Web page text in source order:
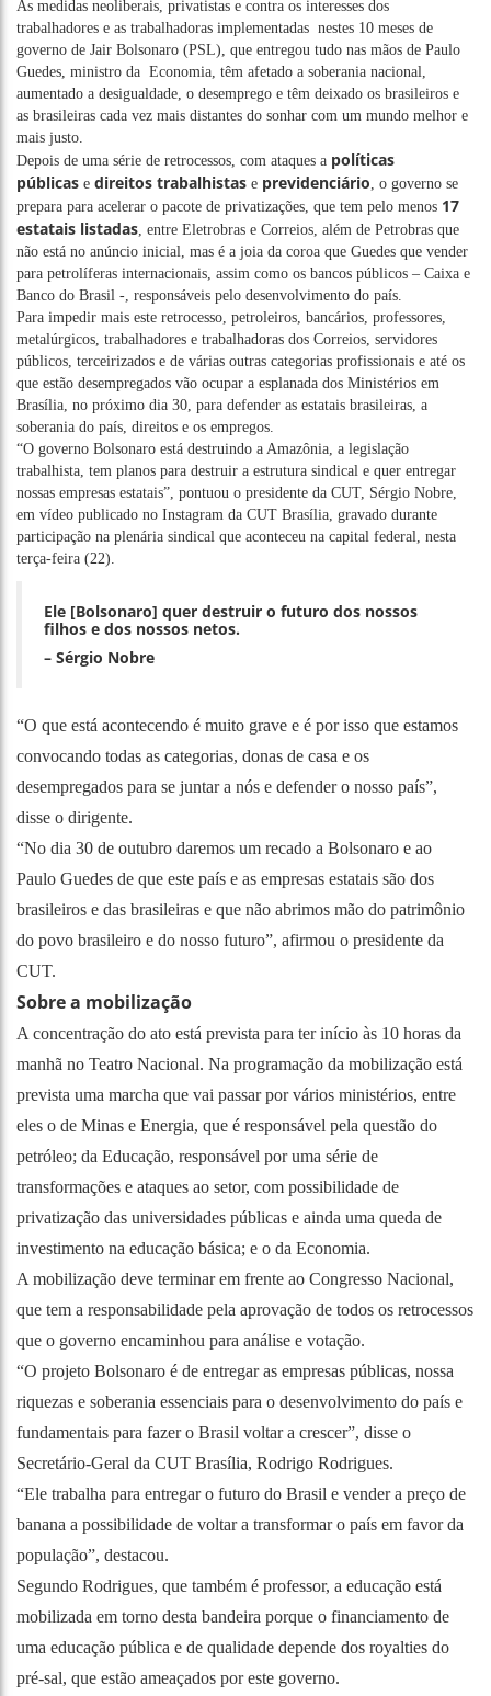
As medidas neoliberais, privatistas e contra os interesses dos
trabalhadores e as trabalhadoras implementadas nestes 10 meses de
governo de Jair Bolsonaro (PSL), que entregou tudo nas mãos de Paulo
Guedes, ministro da Economia, têm afetado a soberania nacional,
aumentado a desigualdade, o desemprego e têm deixado os brasileiros e
as brasileiras cada vez mais distantes do sonhar com um mundo melhor e
mais justo.
Depois de uma série de retrocessos, com ataques a políticas
públicas e direitos trabalhistas e previdenciário , o governo se
prepara para acelerar o pacote de privatizações, que tem pelo menos 17
estatais listadas , entre Eletrobras e Correios, além de Petrobras que
não está no anúncio inicial, mas é a joia da coroa que Guedes que vender
para petrolíferas internacionais, assim como os bancos públicos – Caixa e
Banco do Brasil -, responsáveis pelo desenvolvimento do país.
Para impedir mais este retrocesso, petroleiros, bancários, professores,
metalúrgicos, trabalhadores e trabalhadoras dos Correios, servidores
públicos, terceirizados e de várias outras categorias profissionais e até os
que estão desempregados vão ocupar a esplanada dos Ministérios em
Brasília, no próximo dia 30, para defender as estatais brasileiras, a
soberania do país, direitos e os empregos.
“O governo Bolsonaro está destruindo a Amazônia, a legislação
trabalhista, tem planos para destruir a estrutura sindical e quer entregar
nossas empresas estatais”, pontuou o presidente da CUT, Sérgio Nobre,
em vídeo publicado no Instagram da CUT Brasília, gravado durante
participação na plenária sindical que aconteceu na capital federal , nesta
terça-feira (22).
Ele [Bolsonaro] quer destruir o futuro dos nossos
filhos e dos nossos netos.
– Sérgio Nobre
“O que está acontecendo é muito grave e é por isso que estamos
convocando todas as categorias, donas de casa e os
desempregados para se juntar a nós e defender o nosso país”,
disse o dirigente.
“No dia 30 de outubro daremos um recado a Bolsonaro e ao
Paulo Guedes de que este país e as empresas estatais são dos
brasileiros e das brasileiras e que não abrimos mão do patrimônio
do povo brasileiro e do nosso futuro”, afirmou o presidente da
CUT.
Sobre a mobilização
A concentração do ato está prevista para ter início às 10 horas da
manhã no Teatro Nacional. Na programação da mobilização está
prevista uma marcha que vai passar por vários ministérios, entre
eles o de Minas e Energia, que é responsável pela questão do
petróleo; da Educação, responsável por uma série de
transformações e ataques ao setor, com possibilidade de
privatização das universidades públicas e ainda uma queda de
investimento na educação básica; e o da Economia.
A mobilização deve terminar em frente ao Congresso Nacional,
que tem a responsabilidade pela aprovação de todos os retrocessos
que o governo encaminhou para análise e votação.
“O projeto Bolsonaro é de entregar as empresas públicas, nossa
riquezas e soberania essenciais para o desenvolvimento do país e
fundamentais para fazer o Brasil voltar a crescer”, disse o
Secretário-Geral da CUT Brasília, Rodrigo Rodrigues.
“Ele trabalha para entregar o futuro do Brasil e vender a preço de
banana a possibilidade de voltar a transformar o país em favor da
população”, destacou.
Segundo Rodrigues, que também é professor, a educação está
mobilizada em torno desta bandeira porque o financiamento de
uma educação pública e de qualidade depende dos royalties do
pré-sal, que estão ameaçados por este governo.